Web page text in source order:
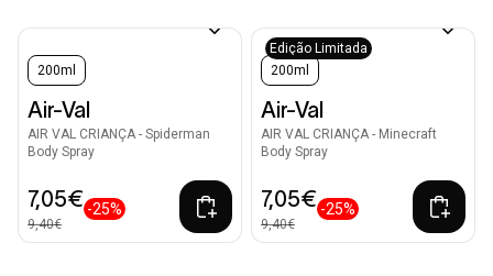
200ml
Air-Val
AIR VAL CRIANÇA - Spiderman
Body Spray
7,05€
9,40€
-25%
Edição Limitada
200ml
Air-Val
AIR VAL CRIANÇA - Minecraft
Body Spray
7,05€
9,40€
-25%